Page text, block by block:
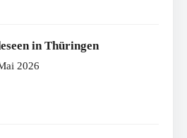
in Thüringen
2026